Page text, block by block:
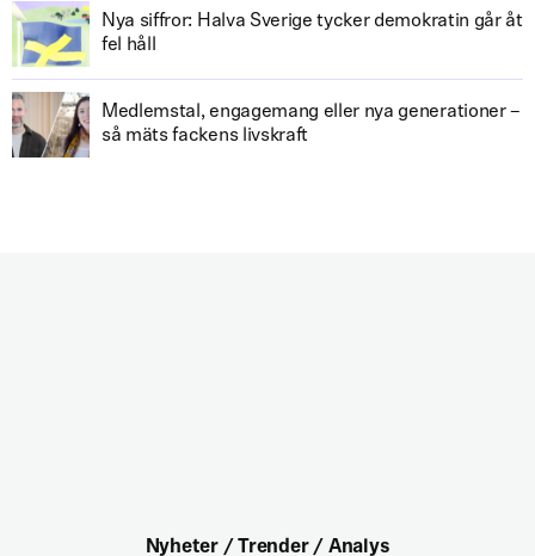
Nya siffror: Halva Sverige tycker demokratin går åt
fel håll
Medlemstal, engagemang eller nya generationer –
så mäts fackens livskraft
Nyheter / Trender / Analys